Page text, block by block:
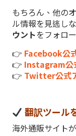
もちろん、他の
ル情報を見逃し
ウントをフォロ
👉 Facebook公
👉 Instagram公
👉 Twitter公式
翻訳ツール
海外通販サイト